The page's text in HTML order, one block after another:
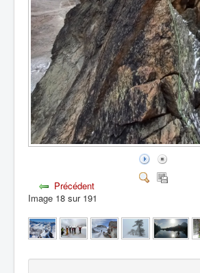
Précédent
Image 18 sur 191